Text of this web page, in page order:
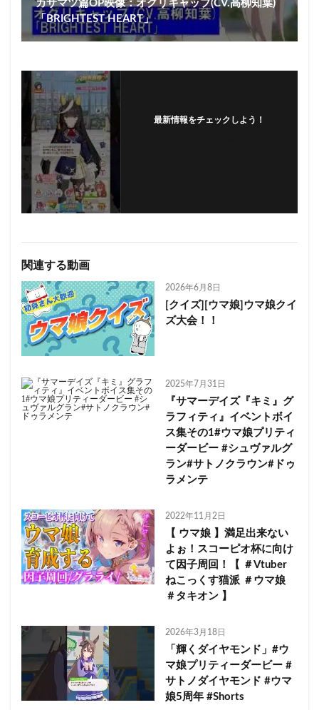
カサマツ篇OP映像：オグリキャップ(CV.高柳知葉)
「BRIGHTEST HEART」
最新情報をチェックしよう！
関連する動画
2026年6月8日
[クイズ][ウマ娘]ウマ娘クイ
ズ大会！！
2025年7月31日
『サマーデイズ『キミ』グ
ラフィティ』イベントボイ
ス集その1#ウマ娘プリティ
ーダービー #シュヴァルグ
ラン#サトノクラウン#ドゥ
ラメンテ
2022年11月2日
【 ウマ娘 】満足出来ない
よぉ！スコーピオ杯に向け
て因子周回！【 ＃Vtuber
ねこっくす猫派 ＃ウマ娘
＃タキオン 】
2026年3月18日
「輝くダイヤモンド」#ウ
マ娘プリティーダービー #
サトノダイヤモンド #ウマ
娘5周年 #Shorts